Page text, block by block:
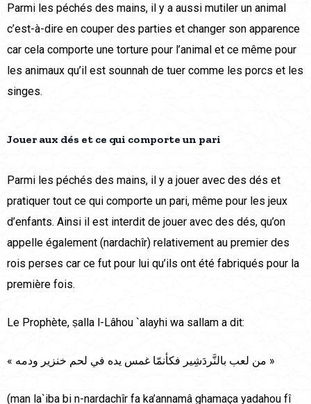
Parmi les péchés des mains, il y a aussi mutiler un animal
c’est-à-dire en couper des parties et changer son apparence
car cela comporte une torture pour l’animal et ce même pour
les animaux qu’il est sounnah de tuer comme les porcs et les
singes.
Jouer aux dés et ce qui comporte un pari
Parmi les péchés des mains, il y a jouer avec des dés et
pratiquer tout ce qui comporte un pari, même pour les jeux
d’enfants. Ainsi il est interdit de jouer avec des dés, qu’on
appelle également (nardachîr) relativement au premier des
rois perses car ce fut pour lui qu’ils ont été fabriqués pour la
première fois.
Le Prophète, ṣalla l-Lâhou `alayhi wa sallam a dit:
« من لعب بالنَّردَشِير فكأنمّا غمس يده في لحم خنزير ودمه »
(man la`iba bi n-nardachîr fa ka’annamâ ghamaça yadahou fî